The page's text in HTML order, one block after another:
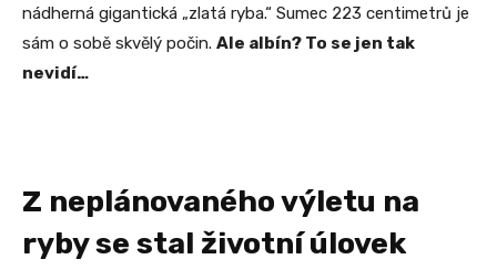
nádherná gigantická „zlatá ryba.“ Sumec 223 centimetrů je
sám o sobě skvělý počin. Ale albín? To se jen tak
nevidí…
Z neplánovaného výletu na
ryby se stal životní úlovek